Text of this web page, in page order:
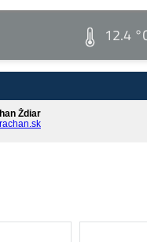
12.4
Ždiar